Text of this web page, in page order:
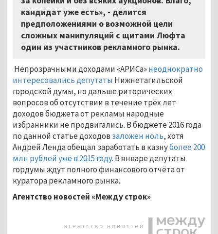
кандидат уже есть», - делится
предположениями о возможной цели
сложных манипуляций с щитами Люфта
один из участников рекламного рынка.
Непрозрачными доходами «АРИСа»неоднократно
интересовались депутаты Нижнетагильской
городской думы, но дальше риторических
вопросов об отсутствии в течение трёх лет
доходов бюджета от рекламы народные
избранники не продвигались. В бюджете 2016 года
по данной статье доходов заложен ноль, хотя
Андрей Ленда обещал заработать в казнуболее 200
млн рублей уже в 2015 году. В январе депутаты
гордумы ждут полного финансового отчёта от
куратора рекламного рынка.
Агентство новостей «Между строк»